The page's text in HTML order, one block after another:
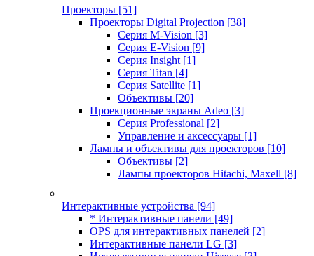
Проекторы [51]
Проекторы Digital Projection [38]
Серия M-Vision [3]
Серия E-Vision [9]
Серия Insight [1]
Серия Titan [4]
Серия Satellite [1]
Объективы [20]
Проекционные экраны Adeo [3]
Серия Professional [2]
Управление и аксессуары [1]
Лампы и объективы для проекторов [10]
Объективы [2]
Лампы проекторов Hitachi, Maxell [8]
Интерактивные устройства [94]
* Интерактивные панели [49]
OPS для интерактивных панелей [2]
Интерактивные панели LG [3]